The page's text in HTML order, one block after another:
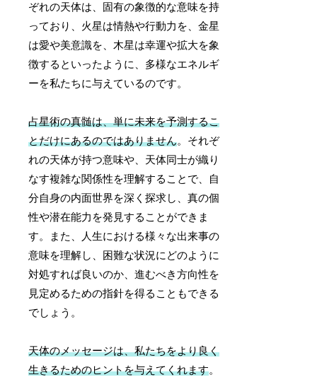
ぞれの天体は、固有の象徴的な意味を持
っており、火星は情熱や行動力を、金星
は愛や美意識を、木星は幸運や拡大を象
徴するといったように、多様なエネルギ
ーを私たちに与えているのです。
占星術の真髄は、単に未来を予測するこ
とだけにあるのではありません。それぞ
れの天体が持つ意味や、天体同士が織り
なす複雑な関係性を理解することで、自
分自身の内面世界を深く探求し、真の個
性や潜在能力を発見することができま
す。また、人生における様々な出来事の
意味を理解し、困難な状況にどのように
対処すれば良いのか、進むべき方向性を
見定めるための指針を得ることもできる
でしょう。
天体のメッセージは、私たちをより良く
生きるためのヒントを与えてくれます。